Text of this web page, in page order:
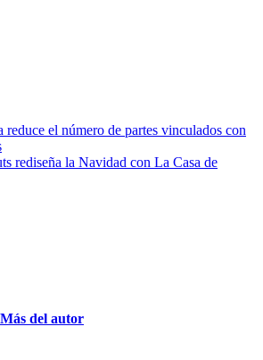
reduce el número de partes vinculados con
rediseña la Navidad con La Casa de
Más del autor